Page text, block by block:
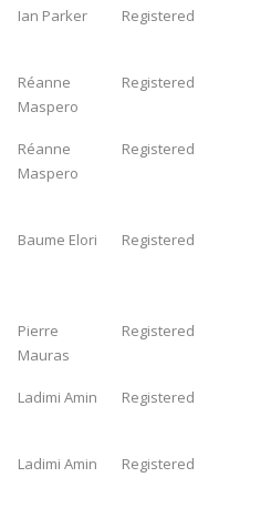
Ian Parker Registered
Réanne
Maspero
Registered
Réanne
Maspero
Registered
Baume Elori Registered
Pierre
Mauras
Registered
Ladimi Amin Registered
Ladimi Amin Registered